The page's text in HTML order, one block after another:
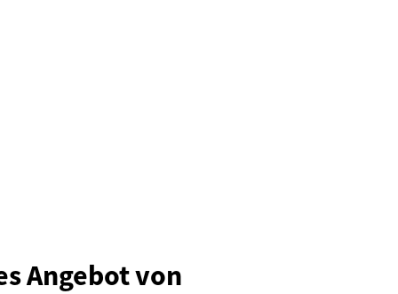
Angebot von